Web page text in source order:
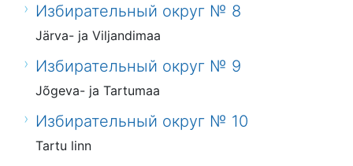
Избирательный округ № 8
Järva- ja Viljandimaa
Избирательный округ № 9
Jõgeva- ja Tartumaa
Избирательный округ № 10
Tartu linn